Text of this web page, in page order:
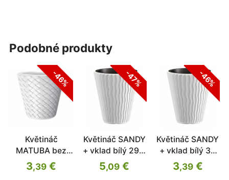
podobné produkty
-46%
Květináč
MATUBA bez
vkladu bílý
38,8cm
3,39 €
-47%
Květináč SANDY
+ vklad bílý 29,7
cm
5,09 €
-46%
Květináč SANDY
+ vklad bílý 39
cm
3,39€